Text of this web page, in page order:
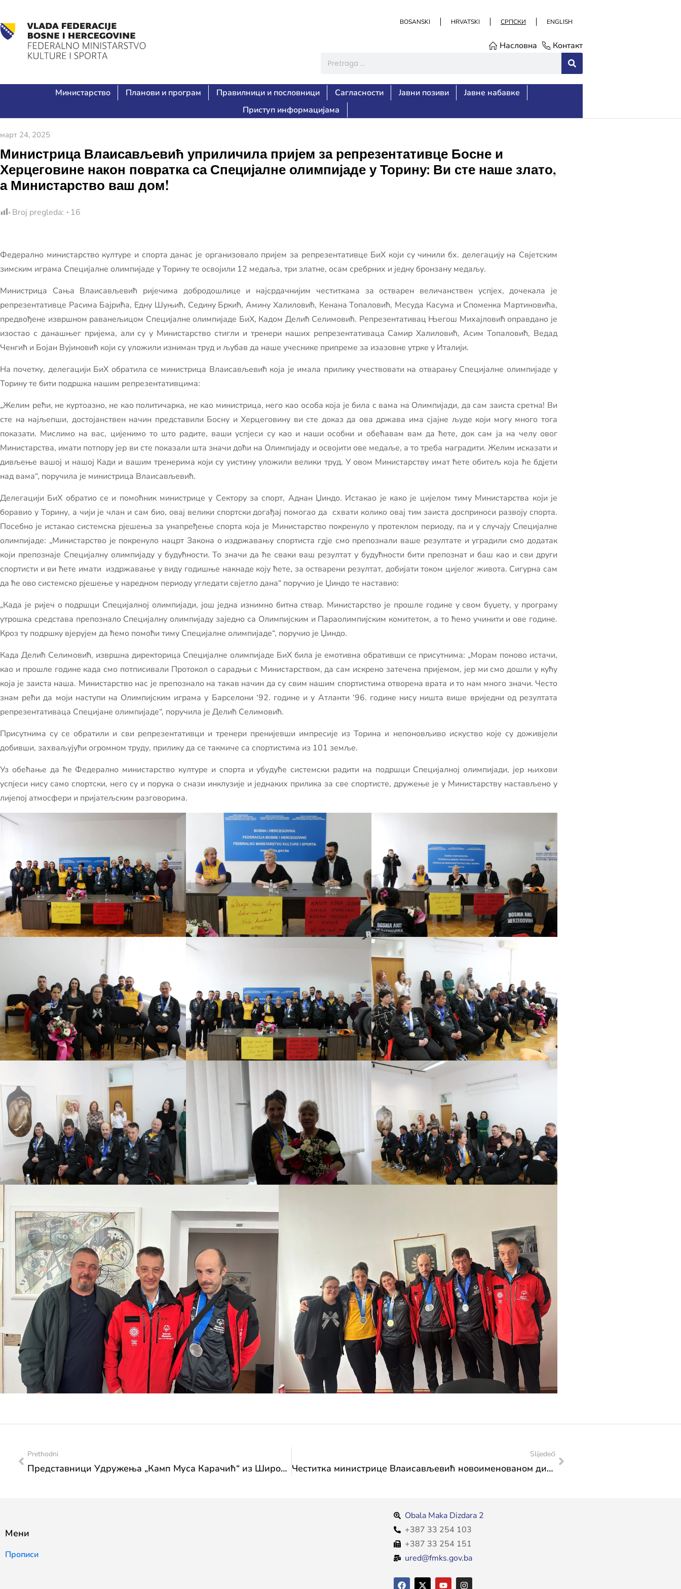
BOSANSKI HRVATSKI СРПСКИ ENGLISH
Насловна Контакт
Министарство Планови и програм Правилници и пословници Сагласности Јавни позиви
Јавне набавке
Приступ информацијама
март 24, 2025
Министрица Влаисављевић уприличила пријем за репрезентативце Босне и
Херцеговине након повратка са Специјалне олимпијаде у Торину: Ви сте наше злато,
а Министарство ваш дом!
Broj pregleda: 16
Федерално министарство културе и спорта данас је организовало пријем за репрезентативце БиХ који су чинили бх. делегацију на Свјетским
зимским играма Специјалне олимпијаде у Торину те освојили 12 медаља, три златне, осам сребрних и једну бронзану медаљу.
Министрица Сања Влаисављевић ријечима добродошлице и најсрдачнијим честиткама за остварен величанствен успјех, дочекала је
репрезентативце Расима Бајрића, Едну Шуњић, Седину Бркић, Амину Халиловић, Кенана Топаловић, Месуда Касума и Споменка Мартиновића,
предвођене извршном раванељицом Специјалне олимпијаде БиХ, Кадом Делић Селимовић. Репрезентативац Његош Михајловић оправдано је
изостао с данашњег пријема, али су у Министарство стигли и тренери наших репрезентативаца Самир Халиловић, Асим Топаловић, Ведад
Ченгић и Бојан Вујиновић који су уложили изниман труд и љубав да наше учеснике припреме за изазовне утрке у Италији.
На почетку, делегацији БиХ обратила се министрица Влаисављевић која је имала прилику учествовати на отварању Специјалне олимпијаде у
Торину те бити подршка нашим репрезентативцима:
„Желим рећи, не куртоазно, не као политичарка, не као министрица, него као особа која је била с вама на Олимпијади, да сам заиста сретна! Ви
сте на најљепши, достојанствен начин представили Босну и Херцеговину ви сте доказ да ова држава има сјајне људе који могу много тога
показати. Мислимо на вас, цијенимо то што радите, ваши успјеси су као и наши особни и обећавам вам да ћете, док сам ја на челу овог
Министарства, имати потпору јер ви сте показали шта значи доћи на Олимпијаду и освојити ове медаље, а то треба наградити. Желим исказати и
дивљење вашој и нашој Кади и вашим тренерима који су уистину уложили велики труд. У овом Министарству имат ћете обитељ која ће бдјети
над вама“, поручила је министрица Влаисављевић.
Делегацији БиХ обратио се и помоћник министрице у Сектору за спорт, Аднан Џиндо. Истакао је како је цијелом тиму Министарства који је
боравио у Торину, а чији је члан и сам био, овај велики спортски догађај помогао да схвати колико овај тим заиста досприноси развоју спорта.
Посебно је истакао системска рјешења за унапређење спорта која је Министарство покренуло у протеклом периоду, па и у случају Специјалне
олимпијаде: „Министарство је покренуло нацрт Закона о издржавању спортиста гдје смо препознали ваше резултате и уградили смо додатак
који препознаје Специјалну олимпијаду у будућности. То значи да ће сваки ваш резултат у будућности бити препознат и баш као и сви други
спортисти и ви ћете имати издржавање у виду годишње накнаде коју ћете, за остварени резултат, добијати током цијелог живота. Сигурна сам
да ће ово системско рјешење у наредном периоду угледати свјетло дана“ поручио је Џиндо те наставио:
„Када је ријеч о подршци Специјалној олимпијади, још једна изнимно битна ствар. Министарство је прошле године у свом буџету, у програму
утрошка средстава препознало Специјалну олимпијаду заједно са Олимпијским и Параолимпијским комитетом, а то ћемо учинити и ове године.
Кроз ту подршку вјерујем да ћемо помоћи тиму Специјалне олимпијаде“, поручио је Џиндо.
Када Делић Селимовић, извршна директорица Специјалне олимпијаде БиХ била је емотивна обративши се присутнима: „Морам поново истачи,
као и прошле године када смо потписивали Протокол о сарадњи с Министарством, да сам искрено затечена пријемом, јер ми смо дошли у кућу
која је заиста наша. Министарство нас је препознало на такав начин да су свим нашим спортистима отворена врата и то нам много значи. Често
знам рећи да моји наступи на Олимпијским играма у Барселони ‘92. године и у Атланти ‘96. године нису ништа више вриједни од резултата
репрезентативаца Специјане олимпијаде“, поручила је Делић Селимовић.
Присутнима су се обратили и сви репрезентативци и тренери пренијевши импресије из Торина и непоновљиво искуство које су доживјели
добивши, захваљујући огромном труду, прилику да се такмиче са спортистима из 101 земље.
Уз обећање да ће Федерално министарство културе и спорта и убудуће системски радити на подршци Специјалној олимпијади, јер њихови
успјеси нису само спортски, него су и порука о снази инклузије и једнаких прилика за све спортисте, дружење је у Министарству настављено у
лијепој атмосфери и пријатељским разговорима.
Prethodni
Представници Удружења „Камп Муса Карачић“ из Широког Бријега на састанку у Министарству
Slijedeći
Честитка министрице Влаисављевић новоименованом директору Симфонијског оркестра Мостар, Дамиру Буноза
Мени
Прописи
Obala Maka Dizdara 2
+387 33 254 103
+387 33 254 151
ured@fmks.gov.ba